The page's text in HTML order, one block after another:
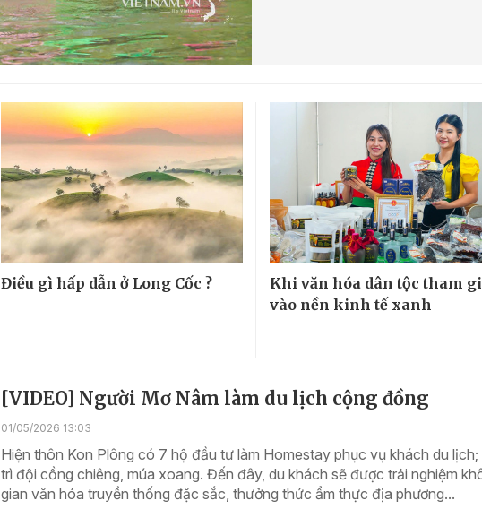
Điều gì hấp dẫn ở Long Cốc ?
Khi văn hóa dân tộc tham
vào nền kinh tế xanh
[VIDEO] Người Mơ Nâm làm du lịch cộng đồng
01/05/2026 13:03
Hiện thôn Kon Plông có 7 hộ đầu tư làm Homestay phục vụ khách du lịch;
trì đội cồng chiêng, múa xoang. Đến đây, du khách sẽ được trải nghiệm
gian văn hóa truyền thống đặc sắc, thưởng thức ẩm thực địa phương...